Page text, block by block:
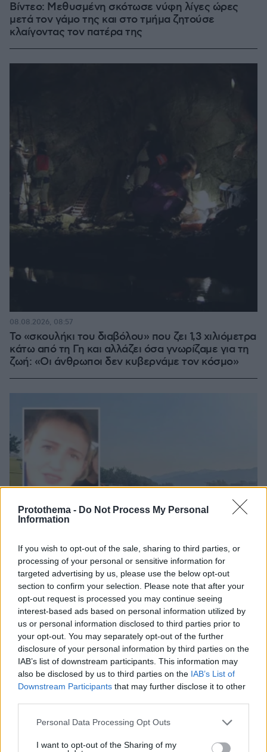
Protothema - Do Not Process My Personal
Information
If you wish to opt-out of the sale, sharing to third parties, or
processing of your personal or sensitive information for
targeted advertising by us, please use the below opt-out
section to confirm your selection. Please note that after your
opt-out request is processed you may continue seeing
interest-based ads based on personal information utilized by
us or personal information disclosed to third parties prior to
your opt-out. You may separately opt-out of the further
disclosure of your personal information by third parties on the
IAB’s list of downstream participants. This information may
also be disclosed by us to third parties on the IAB’s List of
Downstream Participants that may further disclose it to other
Please note that this website/app uses one or more Google
not limited to your visit or usage behaviour. You may click to
Personal Data Processing Opt Outs
I want to opt-out of the Sharing of my
Βίντεο: Μεθυσμένη σκότωσε νύφη λίγες ώρες
μετά τον γάμο της και στο τμήμα ζητούσε
κλαίγοντας τον πατέρα της
Το «σκουλήκι του διαβόλου» που ζει 1,3 χιλιόμετρα
κάτω από τη Γη και αλλάζει όσα γνωρίζαμε για τη
ζωή: «Οι άνθρωποι δεν κυβερνάμε τον κόσμο»
08.08.2026, 08:57
Καρέ-καρέ η ανάλυση του τροχαίου στις Σέρρες
με νεκρούς μητέρα και γιο: Τι λέει
πραγματογνώμονας στο protothema
08.08.2026, 08:36
Εντοπίστηκε η «Αράχνη» του Άσαντ:
Πώς ένα ξεχασμένο σημειωματάριο